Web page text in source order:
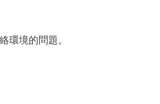
環境的問題。